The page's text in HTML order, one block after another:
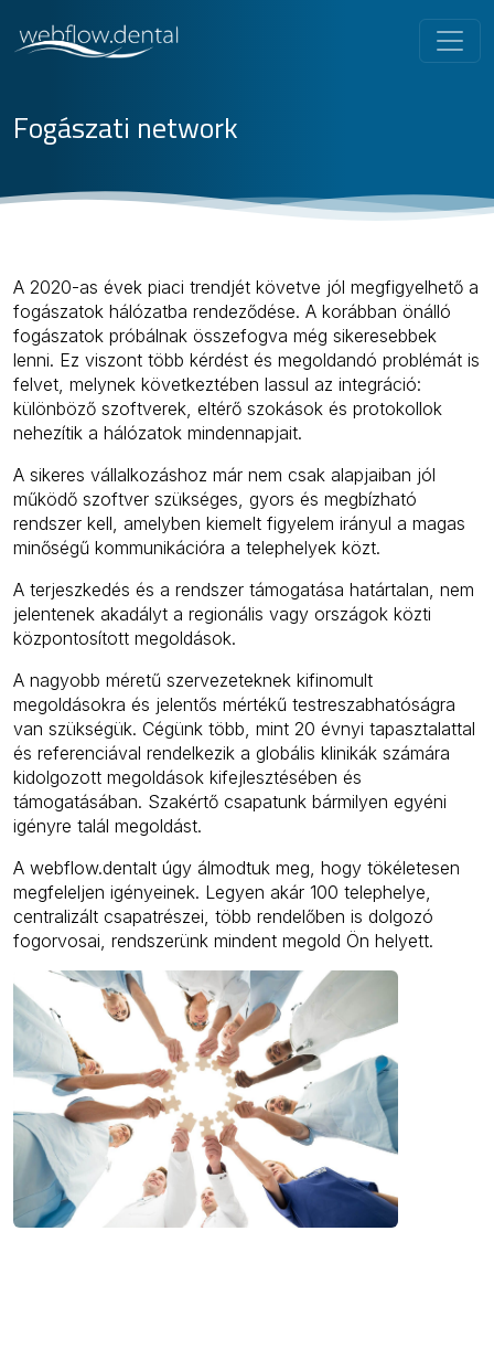
Fogászati network
A 2020-as évek piaci trendjét követve jól megfigyelhető a
fogászatok hálózatba rendeződése. A korábban önálló
fogászatok próbálnak összefogva még sikeresebbek
lenni. Ez viszont több kérdést és megoldandó problémát is
felvet, melynek következtében lassul az integráció:
különböző szoftverek, eltérő szokások és protokollok
nehezítik a hálózatok mindennapjait.
A sikeres vállalkozáshoz már nem csak alapjaiban jól
működő szoftver szükséges, gyors és megbízható
rendszer kell, amelyben kiemelt figyelem irányul a magas
minőségű kommunikációra a telephelyek közt.
A terjeszkedés és a rendszer támogatása határtalan, nem
jelentenek akadályt a regionális vagy országok közti
központosított megoldások.
A nagyobb méretű szervezeteknek kifinomult
megoldásokra és jelentős mértékű testreszabhatóságra
van szükségük. Cégünk több, mint 20 évnyi tapasztalattal
és referenciával rendelkezik a globális klinikák számára
kidolgozott megoldások kifejlesztésében és
támogatásában. Szakértő csapatunk bármilyen egyéni
igényre talál megoldást.
A webflow.dentalt úgy álmodtuk meg, hogy tökéletesen
megfeleljen igényeinek. Legyen akár 100 telephelye,
centralizált csapatrészei, több rendelőben is dolgozó
fogorvosai, rendszerünk mindent megold Ön helyett.